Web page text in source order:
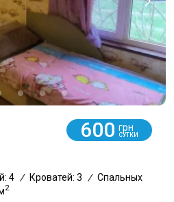
600 грн
СУТКИ
4 / Кроватей: 3 / Спальных
2